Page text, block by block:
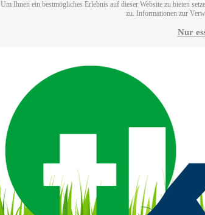
Um Ihnen ein bestmögliches Erlebnis auf dieser Website zu bieten
zu. Informationen zur
Nur